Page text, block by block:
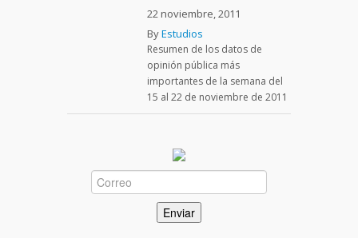
22 noviembre, 2011
ByEstudios
Resumen de los datos de
opinión pública más
importantes de la semana del
15 al 22 de noviembre de 2011